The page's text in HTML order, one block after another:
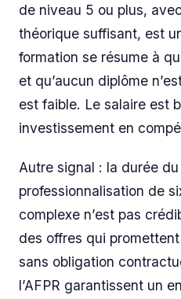
de niveau 5 ou plus,
théorique suffisant, est
formation se résume à
et qu’aucun diplôme
est faible. Le salaire est
investissement en
Autre signal : la durée
professionnalisation de
complexe n’est pas
des offres qui
sans obligation
l’AFPR garantissent un